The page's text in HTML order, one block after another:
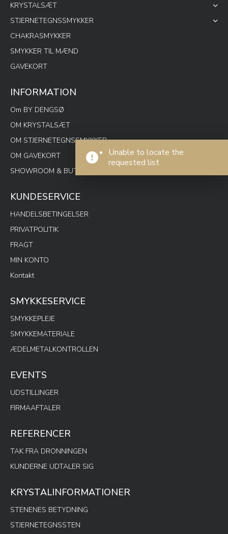
Unable to locate the
requested list
KRYSTALSÆT
STJERNETEGNSSMYKKER
CHAKRASMYKKER
SMYKKER TIL MÆND
GAVEKORT
INFORMATION
Om BY DENGSØ
OM KRYSTALSÆT
OM STJERNETEGNSSMYKKER
OM GAVEKORT
SHOWROOM & BUTIK SPOTON
KUNDESERVICE
HANDELSBETINGELSER
PRIVATPOLITIK
FRAGT
MIN KONTO
Kontakt
SMYKKESERVICE
SMYKKEPLEJE
SMYKKEMATERIALE
ÆDELMETALKONTROLLEN
EVENTS
UDSTILLINGER
FIRMAAFTALER
REFERENCER
TAK FRA DRONNINGEN
KUNDERNE UDTALER SIG
KRYSTALINFORMATIONER
STENENES BETYDNING
STJERNETEGNSSTEN